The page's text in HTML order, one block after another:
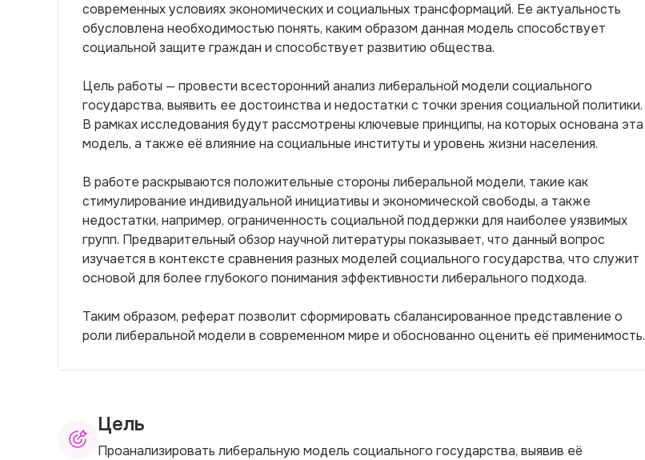
современных условиях экономических и социальных трансформаций. Ее актуальность
обусловлена необходимостью понять, каким образом данная модель способствует
социальной защите граждан и способствует развитию общества.
Цель работы — провести всесторонний анализ либеральной модели социального
государства, выявить ее достоинства и недостатки с точки зрения социальной политики.
В рамках исследования будут рассмотрены ключевые принципы, на которых основана эта
модель, а также её влияние на социальные институты и уровень жизни населения.
В работе раскрываются положительные стороны либеральной модели, такие как
стимулирование индивидуальной инициативы и экономической свободы, а также
недостатки, например, ограниченность социальной поддержки для наиболее уязвимых
групп. Предварительный обзор научной литературы показывает, что данный вопрос
изучается в контексте сравнения разных моделей социального государства, что служит
основой для более глубокого понимания эффективности либерального подхода.
Таким образом, реферат позволит сформировать сбалансированное представление о
роли либеральной модели в современном мире и обоснованно оценить её применимость.
Цель
Проанализировать либеральную модель социального государства, выявив её